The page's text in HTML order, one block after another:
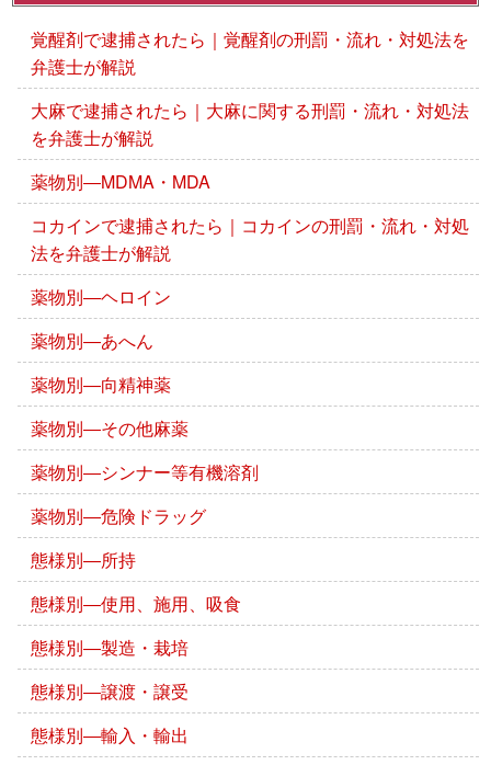
覚醒剤で逮捕されたら｜覚醒剤の刑罰・流れ・対処法を
弁護士が解説
大麻で逮捕されたら｜大麻に関する刑罰・流れ・対処法
を弁護士が解説
薬物別―MDMA・MDA
コカインで逮捕されたら｜コカインの刑罰・流れ・対処
法を弁護士が解説
薬物別―ヘロイン
薬物別―あへん
薬物別―向精神薬
薬物別―その他麻薬
薬物別―シンナー等有機溶剤
薬物別―危険ドラッグ
態様別―所持
態様別―使用、施用、吸食
態様別―製造・栽培
態様別―譲渡・譲受
態様別―輸入・輸出